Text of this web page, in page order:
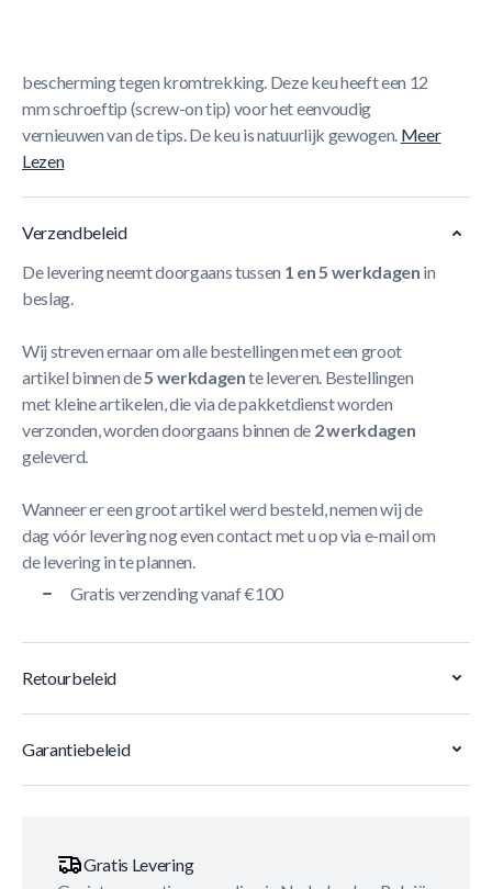
bescherming tegen kromtrekking. Deze keu heeft een 12
mm schroeftip (screw-on tip) voor het eenvoudig
vernieuwen van de tips. De keu is natuurlijk gewogen. Meer
Lezen
Verzendbeleid
De levering neemt doorgaans tussen 1 en 5 werkdagen in
beslag.
Wij streven ernaar om alle bestellingen met een groot
artikel binnen de5 werkdagente leveren. Bestellingen
met kleine artikelen, die via de pakketdienst worden
verzonden, worden doorgaans binnen de 2 werkdagen
geleverd.
Wanneer er een groot artikel werd besteld, nemen wij de
dag vóór levering nog even contact met u op via e-mail om
de levering in te plannen.
Gratis verzending vanaf €100
Retourbeleid
Garantiebeleid
Gratis Levering